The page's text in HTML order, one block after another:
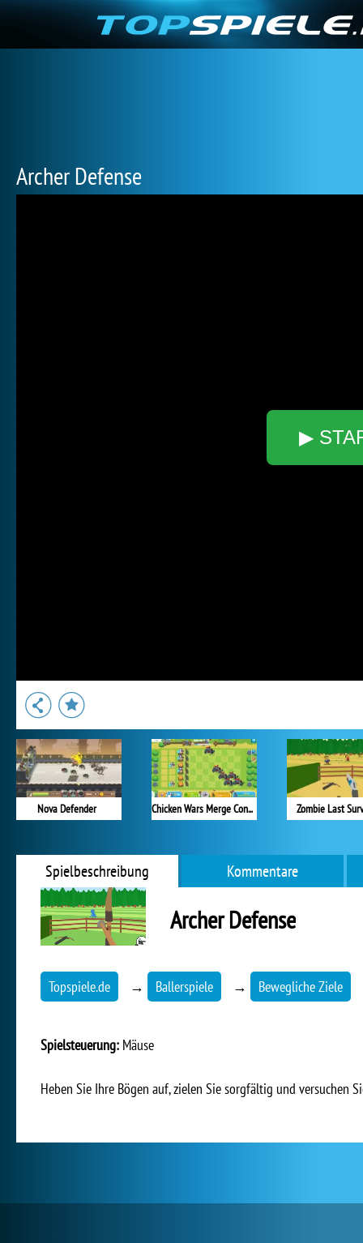
Archer Defense
▶
Nova Defender Chicken Wars Merge Connect Zombie Last
Spielbeschreibung Kommentare
Archer Defense
Topspiele.de → Ballerspiele → Bewegliche Ziele
Spielsteuerung: Mäuse
Heben Sie Ihre Bögen auf, zielen Sie sorgfältig und versuchen